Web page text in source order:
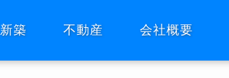
新築 不動産 会社概要